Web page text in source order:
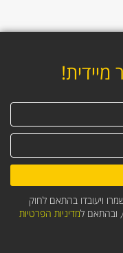
ויעובדו בהתאם לחוק
מדיניות הפרטיות